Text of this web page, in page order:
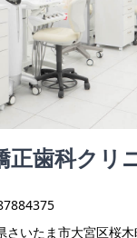
正歯科クリ
さいたま市大宮区桜